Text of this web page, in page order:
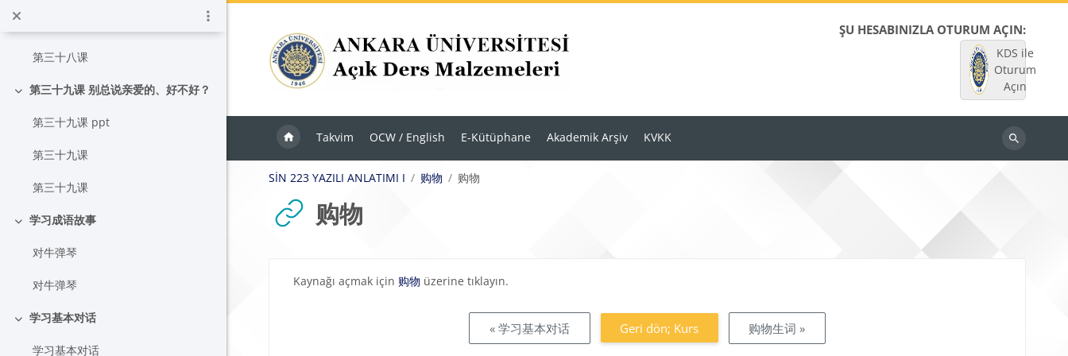
Ana içeriğe git
第三十八课
Daralt
第三十九课 别总说亲爱的、好不好？
第三十九课 ppt
第三十九课
第三十九课
Daralt
学习成语故事
对牛弹琴
对牛弹琴
Daralt
学习基本对话
学习基本对话
ŞU HESABINIZLA OTURUM AÇIN:
KDS ile
Oturum
Açın
Takvim OCW / English E-Kütüphane Akademik Arşiv KVKK
Dersleri
SİN 223 YAZILI ANLATIMI I 购物 购物
购物
Tamamlama Gereklilikleri
Kaynağı açmak için 购物 üzerine tıklayın.
« 学习基本对话 Geri dön; Kurs 购物生词 »